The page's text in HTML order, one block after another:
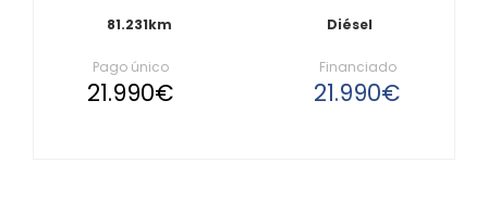
81.231km
Diésel
Pago único
21.990€
Financiado
21.990€